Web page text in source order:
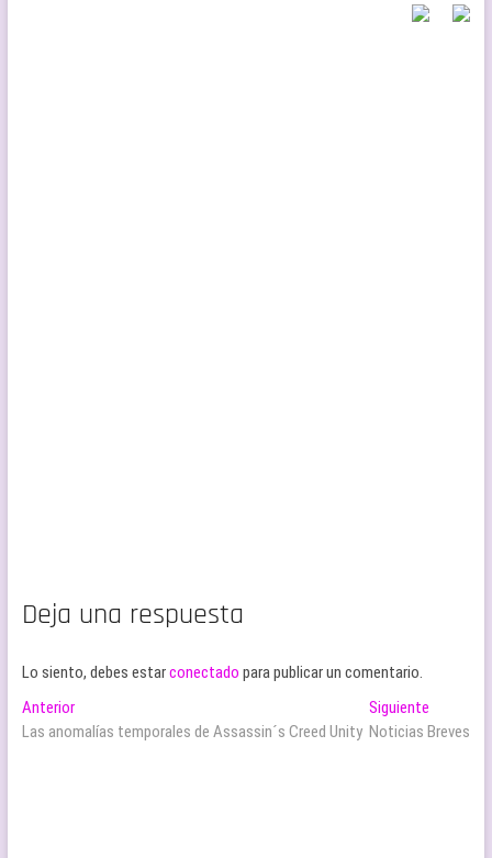
Deja una respuesta
Lo siento, debes estarconectado para publicar un comentario.
Navegación
de
AnteriorEntrada
anterior:
Las anomalías temporales de Assassin´s Creed Unity
Siguiente
siguiente:
Noticias Breves